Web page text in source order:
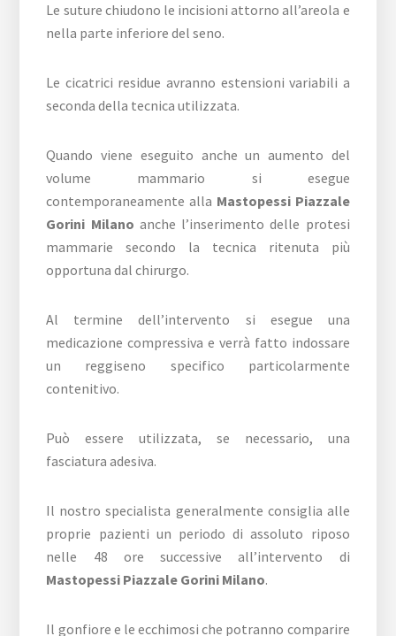
Le suture chiudono le incisioni attorno all’areola e
nella parte inferiore del seno.
Le cicatrici residue avranno estensioni variabili a
seconda della tecnica utilizzata.
Quando viene eseguito anche un aumento del
volume mammario si esegue
contemporaneamente alla Mastopessi Piazzale
Gorini Milano anche l’inserimento delle protesi
mammarie secondo la tecnica ritenuta più
opportuna dal chirurgo.
Al termine dell’intervento si esegue una
medicazione compressiva e verrà fatto indossare
un reggiseno specifico particolarmente
contenitivo.
Può essere utilizzata, se necessario, una
fasciatura adesiva.
Il nostro specialista generalmente consiglia alle
proprie pazienti un periodo di assoluto riposo
nelle 48 ore successive all’intervento di
Mastopessi Piazzale Gorini Milano.
Il gonfiore e le ecchimosi che potranno comparire